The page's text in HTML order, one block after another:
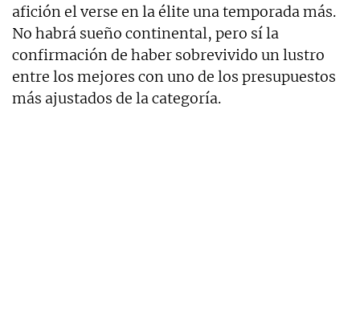
afición el verse en la élite una temporada más.
No habrá sueño continental, pero sí la
confirmación de haber sobrevivido un lustro
entre los mejores con uno de los presupuestos
más ajustados de la categoría.